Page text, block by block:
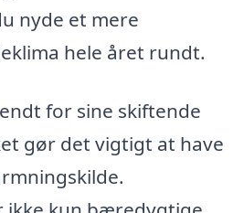
nyde et mere
hele året rundt.
for sine skiftende
gør det vigtigt at have